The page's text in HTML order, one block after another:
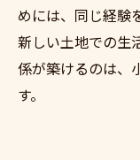
めには、同じ経験
新しい土地での生
係が築けるのは、
す。